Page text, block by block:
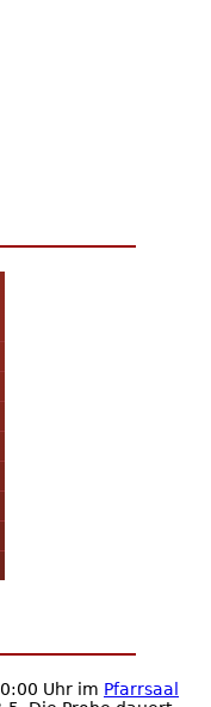
Uhr im Pfarrsaal